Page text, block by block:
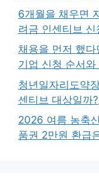
6개월을 채우면
려금 인센티브 신
채용을 먼저 했
기업 신청 순서
청년일자리도약
센티브 대상일까?
2026 여름 농축
품권 2만원 환급